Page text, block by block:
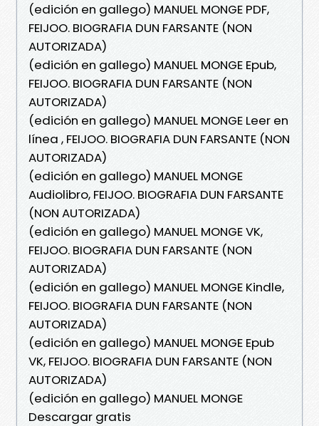
(edición en gallego) MANUEL MONGE PDF,
FEIJOO. BIOGRAFIA DUN FARSANTE (NON
AUTORIZADA)
(edición en gallego) MANUEL MONGE Epub,
FEIJOO. BIOGRAFIA DUN FARSANTE (NON
AUTORIZADA)
(edición en gallego) MANUEL MONGE Leer en
línea , FEIJOO. BIOGRAFIA DUN FARSANTE (NON
AUTORIZADA)
(edición en gallego) MANUEL MONGE
Audiolibro, FEIJOO. BIOGRAFIA DUN FARSANTE
(NON AUTORIZADA)
(edición en gallego) MANUEL MONGE VK,
FEIJOO. BIOGRAFIA DUN FARSANTE (NON
AUTORIZADA)
(edición en gallego) MANUEL MONGE Kindle,
FEIJOO. BIOGRAFIA DUN FARSANTE (NON
AUTORIZADA)
(edición en gallego) MANUEL MONGE Epub
VK, FEIJOO. BIOGRAFIA DUN FARSANTE (NON
AUTORIZADA)
(edición en gallego) MANUEL MONGE
Descargar gratis